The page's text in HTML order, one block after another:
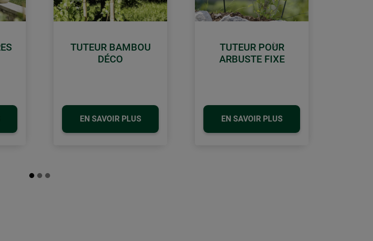
TUTEUR BAMBOU
DÉCO
EN SAVOIR PLUS
TUTEUR POUR
ARBUSTE FIXE
EN SAVOIR PLUS
Continuer